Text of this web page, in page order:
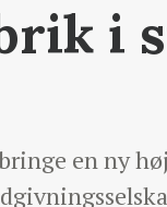
i
en ny